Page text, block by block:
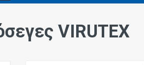
VIRUTEX